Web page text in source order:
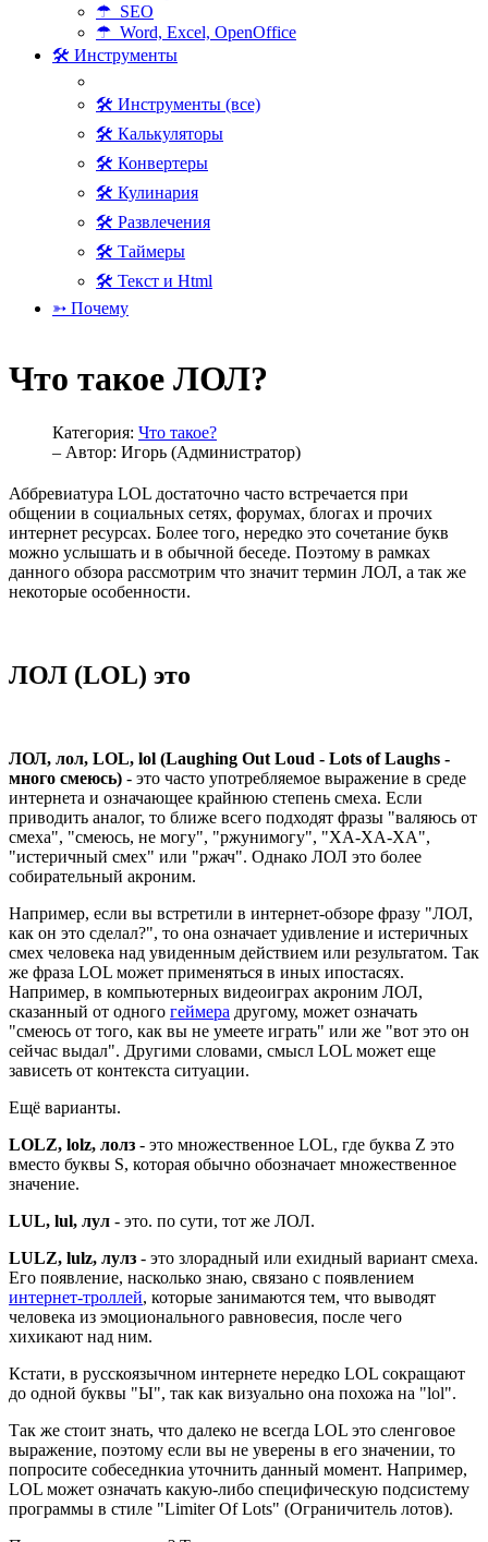
☂ SEO
☂ Word, Excel, OpenOffice
🛠 Инструменты
🛠 Инструменты (все)
🛠 Калькуляторы
🛠 Конвертеры
🛠 Кулинария
🛠 Развлечения
🛠 Таймеры
🛠 Текст и Html
➳ Почему
Что такое ЛОЛ?
Категория: Что такое?
– Автор: Игорь (Администратор)
Аббревиатура LOL достаточно часто встречается при
общении в социальных сетях, форумах, блогах и прочих
интернет ресурсах. Более того, нередко это сочетание букв
можно услышать и в обычной беседе. Поэтому в рамках
данного обзора рассмотрим что значит термин ЛОЛ, а так же
некоторые особенности.
ЛОЛ (LOL) это
ЛОЛ, лол, LOL, lol (Laughing Out Loud - Lots of Laughs -
много смеюсь) - это часто употребляемое выражение в среде
интернета и означающее крайнюю степень смеха. Если
приводить аналог, то ближе всего подходят фразы "валяюсь от
смеха", "смеюсь, не могу", "ржунимогу", "ХА-ХА-ХА",
"истеричный смех" или "ржач". Однако ЛОЛ это более
собирательный акроним.
Например, если вы встретили в интернет-обзоре фразу "ЛОЛ,
как он это сделал?", то она означает удивление и истеричных
смех человека над увиденным действием или результатом. Так
же фраза LOL может применяться в иных ипостасях.
Например, в компьютерных видеоиграх акроним ЛОЛ,
сказанный от одного геймера другому, может означать
"смеюсь от того, как вы не умеете играть" или же "вот это он
сейчас выдал". Другими словами, смысл LOL может еще
зависеть от контекста ситуации.
Ещё варианты.
LOLZ, lolz, лолз - это множественное LOL, где буква Z это
вместо буквы S, которая обычно обозначает множественное
значение.
LUL, lul, лул - это. по сути, тот же ЛОЛ.
LULZ, lulz, лулз - это злорадный или ехидный вариант смеха.
Его появление, насколько знаю, связано с появлением
интернет-троллей, которые занимаются тем, что выводят
человека из эмоционального равновесия, после чего
хихикают над ним.
Кстати, в русскоязычном интернете нередко LOL сокращают
до одной буквы "Ы", так как визуально она похожа на "lol".
Так же стоит знать, что далеко не всегда LOL это сленговое
выражение, поэтому если вы не уверены в его значении, то
попросите собеседнкиа уточнить данный момент. Например,
LOL может означать какую-либо специфическую подсистему
программы в стиле "Limiter Of Lots" (Ограничитель лотов).